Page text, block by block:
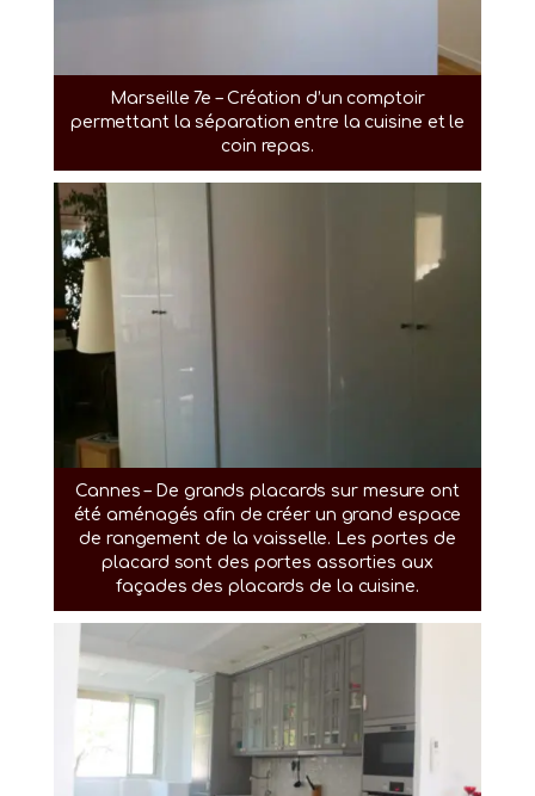
Marseille 7e – Création d’un comptoir
permettant la séparation entre la cuisine et le
coin repas.
Cannes – De grands placards sur mesure ont
été aménagés afin de créer un grand espace
de rangement de la vaisselle. Les portes de
placard sont des portes assorties aux
façades des placards de la cuisine.